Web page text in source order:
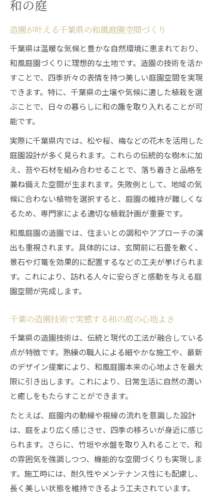
和の庭
造園が叶える千葉県の和風庭園空間づくり
千葉県は温暖な気候と豊かな自然環境に恵まれており、
和風庭園づくりに理想的な土地です。造園の技術を活か
すことで、四季折々の表情を持つ美しい庭園空間を実現
できます。特に、千葉県の土壌や気候に適した植栽を選
ぶことで、日々の暮らしに和の趣を取り入れることが可
能です。
実際に千葉県内では、松や桜、梅などの花木を活用した
庭園設計が多く見られます。これらの伝統的な樹木に加
え、苔や石材を組み合わせることで、落ち着きと品格を
兼ね備えた空間が生まれます。失敗例として、地域の気
候に合わない植物を選択すると、庭園の維持が難しくな
るため、専門家による適切な植栽計画が重要です。
和風庭園の造園では、住まいとの調和やアプローチの演
出も重視されます。具体的には、玄関前に石畳を敷く、
景石や灯篭を効果的に配置するなどの工夫が挙げられま
す。これにより、訪れる人々に安らぎと感動を与える庭
園空間が完成します。
千葉の造園技術で実感する和の庭の心地よさ
千葉県の造園技術は、伝統と現代の工法が融合している
点が特徴です。熟練の職人による細やかな施工や、最新
のデザイン提案により、和風庭園本来の心地よさを最大
限に引き出します。これにより、日常生活に自然の潤い
と癒しをもたらすことができます。
たとえば、庭園内の動線や視線の流れを意識した設計
は、庭をより広く感じさせ、四季の移ろいが身近に感じ
られます。さらに、竹垣や水盤を取り入れることで、和
の雰囲気を強調しつつ、機能的な空間づくりも実現しま
す。施工時には、耐久性やメンテナンス性にも配慮し、
長く美しい状態を維持できるよう工夫されています。